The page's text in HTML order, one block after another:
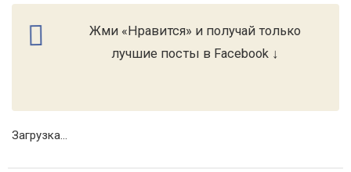
Жми «Нравится» и получай только
лучшие посты в Facebook ↓
Загрузка...